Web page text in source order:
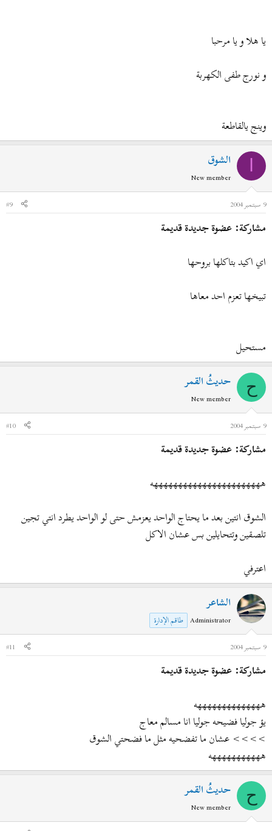
يا هلا و يا مرحبا
و نورج طفى الكهربة
وينج يالقاطعة
الشوق
New member
9 سبتمبر 2004
#9
مشاركة: عضوة جديدة قديمة
اي اكيد بتاكلها بروحها
تبيخها تعزم احد معاها
مستحيل
ح حديثُ القمر
New member
9 سبتمبر 2004
#10
مشاركة: عضوة جديدة قديمة
هههههههههههههههههههههههه
الشوق انتين بعد ما يحتاج الواحد يعزمش حتى لو الواحد يطرد انتي تجين
تلصقين وتتحايلين بس عشان الاكل
اعترفي
الشاعر
Administrator طاقم الإدارة
9 سبتمبر 2004
#11
مشاركة: عضوة جديدة قديمة
ههههههههههههههه
يؤ جوليا فضيحه جوليا انا مسالم معاج
>>>> عشان ما تفضحيه مثل ما فضحتي الشوق
هههههههههههه
ح حديثُ القمر
New member